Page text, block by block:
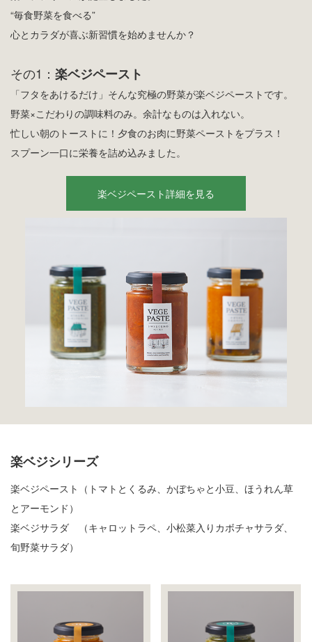
“毎食野菜を食べる”
心とカラダが喜ぶ新習慣を始めませんか？
その1： 楽ベジペースト
「フタをあけるだけ」そんな究極の野菜が楽ベジペーストです。
野菜×こだわりの調味料のみ。余計なものは入れない。
忙しい朝のトーストに！夕食のお肉に野菜ペーストをプラス！
スプーン一口に栄養を詰め込みました。
楽ベジペースト詳細を見る
楽ベジシリーズ
楽ベジペースト（トマトとくるみ、かぼちゃと小豆、ほうれん草
とアーモンド）
楽ベジサラダ （キャロットラペ、小松菜入りカボチャサラダ、
旬野菜サラダ）